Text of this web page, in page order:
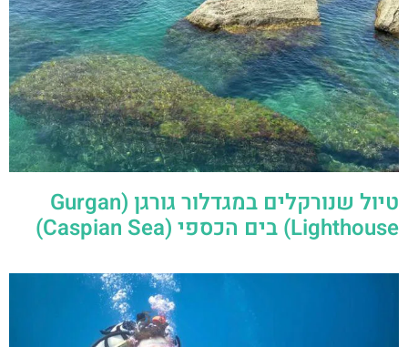
טיול שנורקלים במגדלור גורגן (Gurgan
Lighthouse) בים הכספי (Caspian Sea)